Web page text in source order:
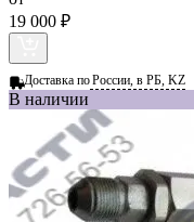
19 000 ₽
Доставка поРоссии, в РБ, KZ
В наличии